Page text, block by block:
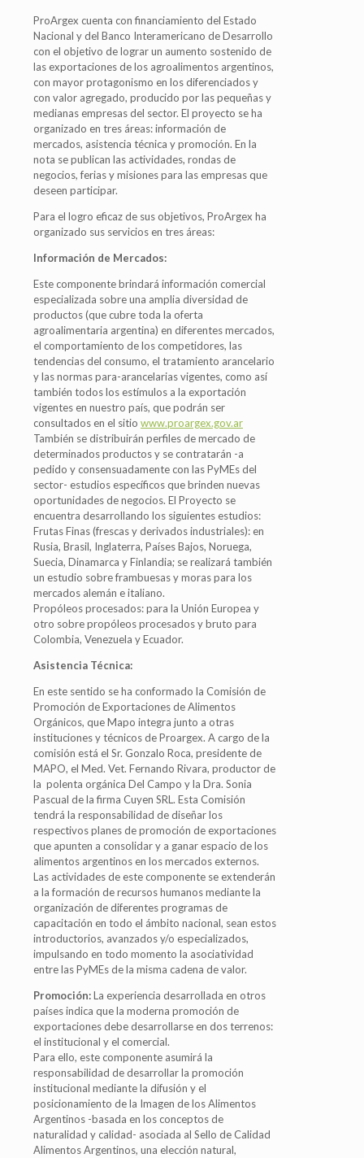
ProArgex cuenta con financiamiento del Estado
Nacional y del Banco Interamericano de Desarrollo
con el objetivo de lograr un aumento sostenido de
las exportaciones de los agroalimentos argentinos,
con mayor protagonismo en los diferenciados y
con valor agregado, producido por las pequeñas y
medianas empresas del sector. El proyecto se ha
organizado en tres áreas: información de
mercados, asistencia técnica y promoción. En la
nota se publican las actividades, rondas de
negocios, ferias y misiones para las empresas que
deseen participar.
Para el logro eficaz de sus objetivos, ProArgex ha
organizado sus servicios en tres áreas:
Información de Mercados:
Este componente brindará información comercial
especializada sobre una amplia diversidad de
productos (que cubre toda la oferta
agroalimentaria argentina) en diferentes mercados,
el comportamiento de los competidores, las
tendencias del consumo, el tratamiento arancelario
y las normas para-arancelarias vigentes, como así
también todos los estímulos a la exportación
vigentes en nuestro país, que podrán ser
consultados en el sitio www.proargex.gov.ar
También se distribuirán perfiles de mercado de
determinados productos y se contratarán -a
pedido y consensuadamente con las PyMEs del
sector- estudios específicos que brinden nuevas
oportunidades de negocios. El Proyecto se
encuentra desarrollando los siguientes estudios:
Frutas Finas (frescas y derivados industriales): en
Rusia, Brasil, Inglaterra, Países Bajos, Noruega,
Suecia, Dinamarca y Finlandia; se realizará también
un estudio sobre frambuesas y moras para los
mercados alemán e italiano.
Propóleos procesados: para la Unión Europea y
otro sobre propóleos procesados y bruto para
Colombia, Venezuela y Ecuador.
Asistencia Técnica:
En este sentido se ha conformado la Comisión de
Promoción de Exportaciones de Alimentos
Orgánicos, que Mapo integra junto a otras
instituciones y técnicos de Proargex. A cargo de la
comisión está el Sr. Gonzalo Roca, presidente de
MAPO, el Med. Vet. Fernando Rivara, productor de
la polenta orgánica Del Campo y la Dra. Sonia
Pascual de la firma Cuyen SRL. Esta Comisión
tendrá la responsabilidad de diseñar los
respectivos planes de promoción de exportaciones
que apunten a consolidar y a ganar espacio de los
alimentos argentinos en los mercados externos.
Las actividades de este componente se extenderán
a la formación de recursos humanos mediante la
organización de diferentes programas de
capacitación en todo el ámbito nacional, sean estos
introductorios, avanzados y/o especializados,
impulsando en todo momento la asociatividad
entre las PyMEs de la misma cadena de valor.
Promoción:La experiencia desarrollada en otros
países indica que la moderna promoción de
exportaciones debe desarrollarse en dos terrenos:
el institucional y el comercial.
Para ello, este componente asumirá la
responsabilidad de desarrollar la promoción
institucional mediante la difusión y el
posicionamiento de la Imagen de los Alimentos
Argentinos -basada en los conceptos de
naturalidad y calidad- asociada al Sello de Calidad
Alimentos Argentinos, una elección natural,